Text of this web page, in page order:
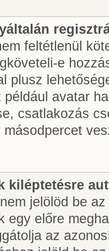
feltétlenül
e
plusz
például avatar
csatlakozás
másodpercet
kiléptetésre
jelölöd be az
egy előre
az